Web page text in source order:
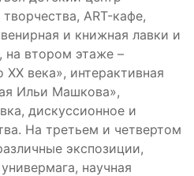
АRT-кафе,
и книжная лавки и
на втором этаже –
века», интерактивная
Ильи Машкова»,
дискуссионное и
На третьем и четвертом
экспозиции,
научная